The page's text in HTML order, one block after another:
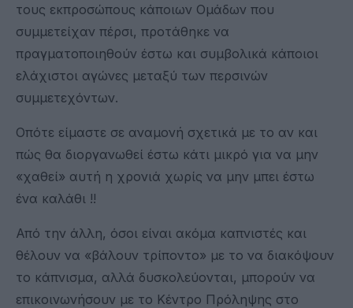
τους εκπροσώπους κάποιων Ομάδων που
συμμετείχαν πέρσι, προτάθηκε να
πραγματοποιηθούν έστω και συμβολικά κάποιοι
ελάχιστοι αγώνες μεταξύ των περσινών
συμμετεχόντων.
Οπότε είμαστε σε αναμονή σχετικά με το αν και
πώς θα διοργανωθεί έστω κάτι μικρό για να μην
«χαθεί» αυτή η χρονιά χωρίς να μην μπει έστω
ένα καλάθι !!
Από την άλλη, όσοι είναι ακόμα καπνιστές και
θέλουν να «βάλουν τρίποντο» με το να διακόψουν
το κάπνισμα, αλλά δυσκολεύονται, μπορούν να
επικοινωνήσουν με το Κέντρο Πρόληψης στο